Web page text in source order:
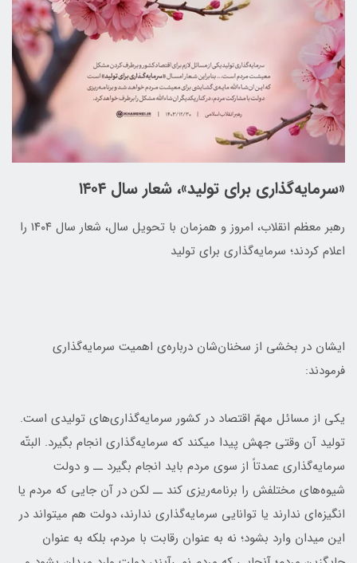
«سرمایه‌گذاری برای تولید»، شعار سال ۱۴۰۴
رهبر معظم انقلاب، امروز و همزمان با تحویل سال، شعار سال ۱۴۰۴ را
اعلام کردند؛ سرمایه‌گذاری برای تولید
ایشان در بخشی از سخنان‌شان درباره‌ی اهمیت سرمایه‌گذاری
فرمودند:
یکی از مسائل مهمّ اقتصاد در کشور سرمایه‌گذاری‌های تولیدی است.
تولید آن وقتی جهش پیدا میکند که سرمایه‌گذاری انجام بگیرد. البتّه
سرمایه‌گذاری عمدتاً از سوی مردم باید انجام بگیرد ــ و دولت
شیوه‌های مختلفش را برنامه‌ریزی کند ــ لکن در آن جایی که مردم یا
انگیزه‌ای ندارند یا توانایی سرمایه‌گذاری ندارند، دولت هم میتواند در
این میدان وارد بشود؛ نه به عنوان رقابت با مردم، بلکه به عنوان